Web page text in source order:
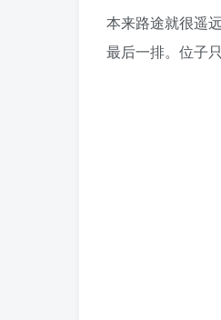
本来路途就很遥
最后一排。位子